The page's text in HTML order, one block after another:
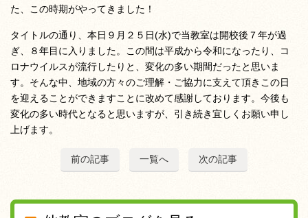
た、この時期がやってきました！
タイトルの通り、本日９月２５日(水)で当教室は開校後７年が過
ぎ、８年目に入りました。この間は平成から令和になったり、コ
ロナウイルスが流行したりと、変化の多い期間だったと思いま
す。そんな中、地域の方々のご理解・ご協力に支えて頂きこの日
を迎えることができますことに改めて感謝しております。今後も
変化の多い時代となると思いますが、引き続き宜しくお願い申し
上げます。
前の記事 一覧へ 次の記事